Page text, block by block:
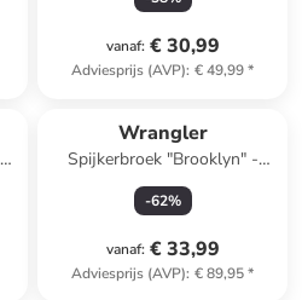
vanaf: € 30,99
Adviesprijs (AVP): € 49,99*
Wrangler
Spijkerbroek "Brooklyn" -
bootcut fit - lichtblauw
-62%
vanaf: € 33,99
Adviesprijs (AVP): € 89,95*